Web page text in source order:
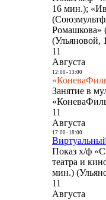
16 мин.);
Ромашкова»
(Ульяновой,
11
Августа
12:00- 13:00
Занятие в
11
Августа
17:00- 18:00
Показ х/ф
театра и
мин.)
11
Августа